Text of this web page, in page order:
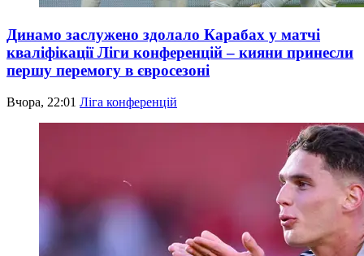
Динамо заслужено здолало Карабах у матчі
кваліфікації Ліги конференцій – кияни принесли
першу перемогу в євросезоні
Вчора, 22:01 Ліга конференцій